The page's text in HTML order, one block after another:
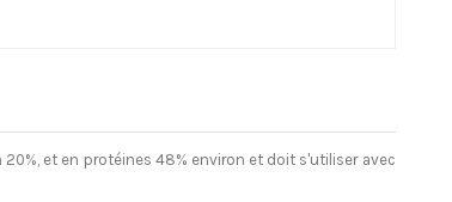
et en protéines 48% environ et doit s'utiliser avec